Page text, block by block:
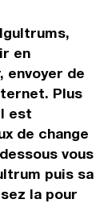
en
envoyer de
Plus
est
de change
vous
puis sa
la pour